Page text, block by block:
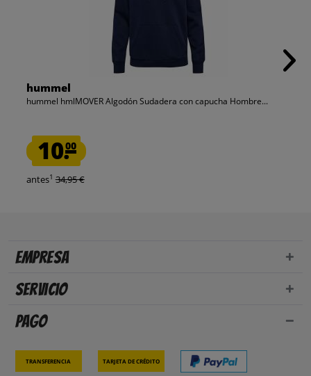
hummel
hummel hmlMOVER Algodón Sudadera con capucha Hombre...
10.00
antes1 34,95 €
Empresa
Servicio
Pago
Transferencia Tarjeta de crédito